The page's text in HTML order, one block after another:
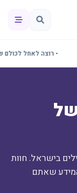
• רוצה לאחל לכולם
בישראל. חוות
שאתם